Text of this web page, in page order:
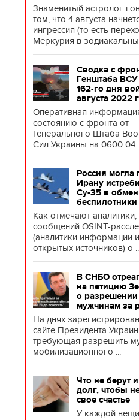
Знаменитый астролог
том, что 4 августа
ингрессия (то есть
Меркурия в
Сводка с
Генштаба ВСУ
162-го дня
августа 2022
Оперативная
состоянию с фронта от
Генерального Штаба
Сил Украины на 0600 04
Россия могла
Ирану
Су-35 в
беспилотники
Как отмечают аналитики,
сообщений OSINT-
(аналитики информации
открытых источников) о
В СНБО
на петицию
о
мужчинам за
На днях
сайте Президента
требующая разрешить
мобилизационного ...
Что не берут
долг, чтобы
свое счастье
У каждой вещи